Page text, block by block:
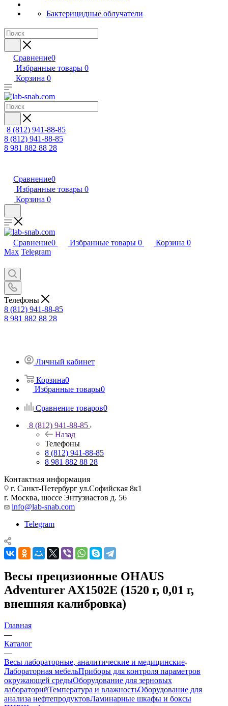
Бактерицидные облучатели
Сравнение0
Избранные товары 0
Корзина 0
8 (812) 941-88-85
8 (812) 941-88-85
8 981 882 88 28
Сравнение0
Избранные товары 0
Корзина 0
Сравнение0 Избранные товары 0 Корзина 0
Max Telegram
Телефоны
8 (812) 941-88-85
8 981 882 88 28
Личный кабинет
Корзина0
Избранные товары0
Сравнение товаров0
8 (812) 941-88-85
Назад
Телефоны
8 (812) 941-88-85
8 981 882 88 28
Контактная информация
г. Санкт-Петербург ул.Софийская 8к1
г. Москва, шоссе Энтузиастов д. 56
info@lab-snab.com
Telegram
Весы прецизионные OHAUS
Adventurer AX1502E (1520 г, 0,01 г,
внешняя калибровка)
Главная
—
Каталог
—
Весы лабораторные, аналитические и медицинские
Лабораторная мебельПриборы для контроля параметров
окружающей средыОборудование для зерновых
лабораторийТемпература и влажностьОборудование для
анализа нефтепродуктовЛаминарные шкафы и боксы